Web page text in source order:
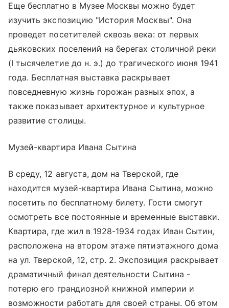
Еще бесплатно в Музее Москвы можно будет
изучить экспозицию "История Москвы". Она
проведет посетителей сквозь века: от первых
дьяковских поселений на берегах столичной реки
(I тысячелетие до н. э.) до трагического июня 1941
года. Бесплатная выставка раскрывает
повседневную жизнь горожан разных эпох, а
также показывает архитектурное и культурное
развитие столицы.
Музей-квартира Ивана Сытина
В среду, 12 августа, дом на Тверской, где
находится музей-квартира Ивана Сытина, можно
посетить по бесплатному билету. Гости смогут
осмотреть все постоянные и временные выставки.
Квартира, где жил в 1928-1934 годах Иван Сытин,
расположена на втором этаже пятиэтажного дома
на ул. Тверской, 12, стр. 2. Экспозиция раскрывает
драматичный финал деятельности Сытина -
потерю его грандиозной книжной империи и
возможности работать для своей страны. Об этом